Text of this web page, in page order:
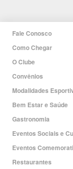
Fale Conosco
Como Chegar
O Clube
Convênios
Modalidades
Bem Estar e Saúde
Gastronomia
Eventos Sociais e
Eventos
Restaurantes